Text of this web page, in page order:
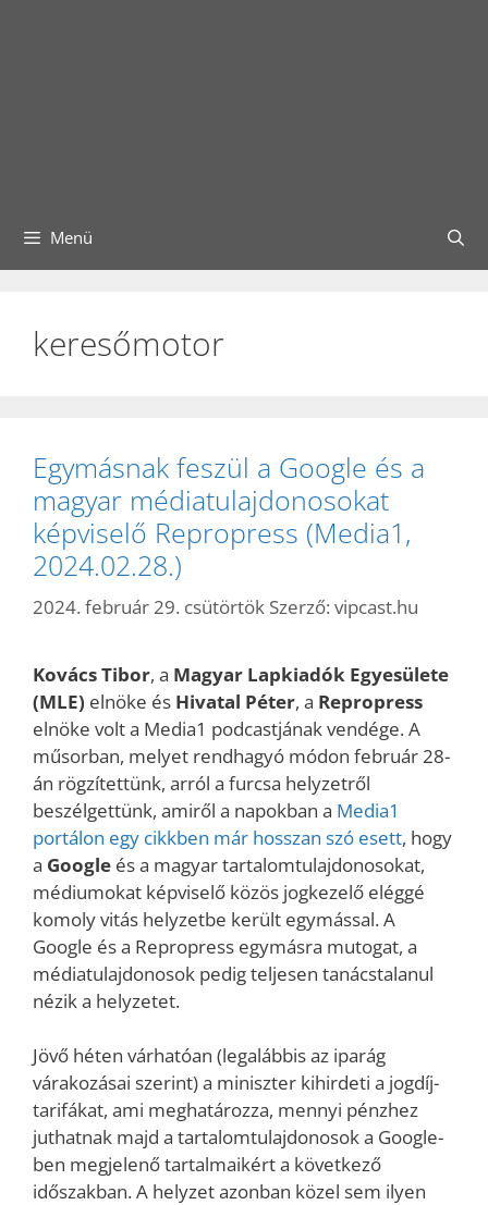
Menü
keresőmotor
Egymásnak feszül a Google és a
magyar médiatulajdonosokat
képviselő Repropress (Media1,
2024.02.28.)
2024. február 29. csütörtök Szerző: vipcast.hu
Kovács Tibor, a Magyar Lapkiadók Egyesülete
(MLE) elnöke és Hivatal Péter, a Repropress
elnöke volt a Media1 podcastjának vendége. A
műsorban, melyet rendhagyó módon február 28-
án rögzítettünk, arról a furcsa helyzetről
beszélgettünk, amiről a napokban a Media1
portálon egy cikkben már hosszan szó esett, hogy
a Google és a magyar tartalomtulajdonosokat,
médiumokat képviselő közös jogkezelő eléggé
komoly vitás helyzetbe került egymással. A
Google és a Repropress egymásra mutogat, a
médiatulajdonosok pedig teljesen tanácstalanul
nézik a helyzetet.
Jövő héten várhatóan (legalábbis az iparág
várakozásai szerint) a miniszter kihirdeti a jogdíj-
tarifákat, ami meghatározza, mennyi pénzhez
juthatnak majd a tartalomtulajdonosok a Google-
ben megjelenő tartalmaikért a következő
időszakban. A helyzet azonban közel sem ilyen